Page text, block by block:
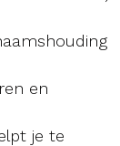
en
je te